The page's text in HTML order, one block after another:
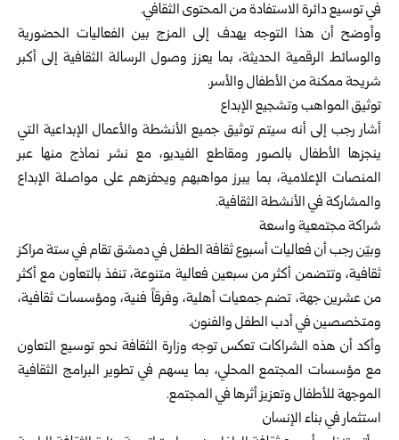
في توسيع دائرة الاستفادة من المحتوى الثقافي.
وأوضح أن هذا التوجه يهدف إلى المزج بين الفعاليات الحضورية
والوسائط الرقمية الحديثة، بما يعزز وصول الرسالة الثقافية إلى أكبر
شريحة ممكنة من الأطفال والأسر.
توثيق المواهب وتشجيع الإبداع
أشار رجب إلى أنه سيتم توثيق جميع الأنشطة والأعمال الإبداعية التي
ينجزها الأطفال بالصور ومقاطع الفيديو، مع نشر نماذج منها عبر
المنصات الإعلامية، بما يبرز مواهبهم ويحفزهم على مواصلة الإبداع
والمشاركة في الأنشطة الثقافية.
شراكة مجتمعية واسعة
وبيّن رجب أن فعاليات أسبوع ثقافة الطفل في دمشق تقام في ستة مراكز
ثقافية، وتتضمن أكثر من سبعين فعالية متنوعة، تنفذ بالتعاون مع أكثر
من عشرين جهة، تضم جمعيات أهلية، وفرقاً فنية، ومؤسسات ثقافية،
ومتخصصين في أدب الطفل والفنون.
وأكد أن هذه الشراكات تعكس توجه وزارة الثقافة نحو توسيع التعاون
مع مؤسسات المجتمع المحلي، بما يسهم في تطوير البرامج الثقافية
الموجهة للأطفال وتعزيز أثرها في المجتمع.
استثمار في بناء الإنسان